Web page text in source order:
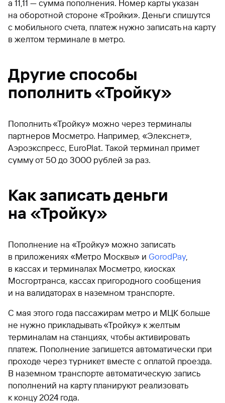
а 11,11 — сумма пополнения. Номер карты указан
на оборотной стороне «Тройки». Деньги спишутся
с мобильного счета, платеж нужно записать на карту
в желтом терминале в метро.
Другие способы
пополнить «Тройку»
Пополнить «Тройку» можно через терминалы
партнеров Мосметро. Например, «Элекснет»,
Аэроэкспресс, EuroPlat. Такой терминал примет
сумму от 50 до 3000 рублей за раз.
Как записать деньги
на «Тройку»
Пополнение на «Тройку» можно записать
в приложениях «Метро Москвы» и GorodPay,
в кассах и терминалах Мосметро, киосках
Мосгортранса, кассах пригородного сообщения
и на валидаторах в наземном транспорте.
С мая этого года пассажирам метро и МЦК больше
не нужно прикладывать «Тройку» к желтым
терминалам на станциях, чтобы активировать
платеж. Пополнение запишется автоматически при
проходе через турникет вместе с оплатой проезда.
В наземном транспорте автоматическую запись
пополнений на карту планируют реализовать
к концу 2024 года.